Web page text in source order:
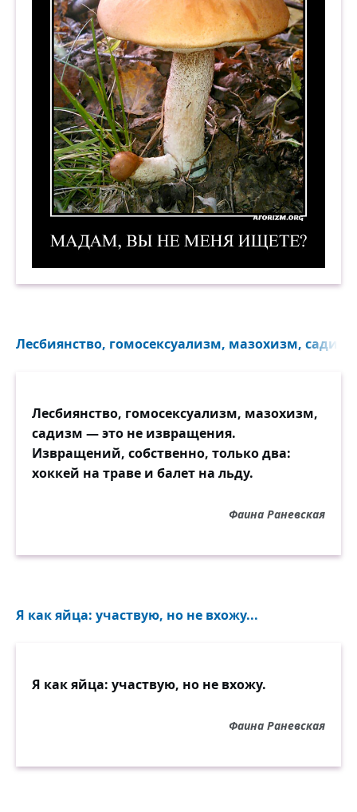
Лесбиянство, гомосексуализм, мазохизм,
Лесбиянство, гомосексуализм, мазохизм,
садизм — это не извращения.
Извращений, собственно, только два:
хоккей на траве и балет на льду.
Фаина Раневская
Я как яйца: участвую, но не вхожу...
Я как яйца: участвую, но не вхожу.
Фаина Раневская